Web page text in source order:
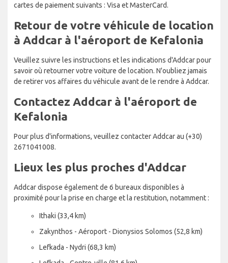
cartes de paiement suivants : Visa et MasterCard.
Retour de votre véhicule de location
à Addcar à l'aéroport de Kefalonia
Veuillez suivre les instructions et les indications d'Addcar pour
savoir où retourner votre voiture de location. N'oubliez jamais
de retirer vos affaires du véhicule avant de le rendre à Addcar.
Contactez Addcar à l'aéroport de
Kefalonia
Pour plus d'informations, veuillez contacter Addcar au (+30)
2671041008.
Lieux les plus proches d'Addcar
Addcar dispose également de 6 bureaux disponibles à
proximité pour la prise en charge et la restitution, notamment :
Ithaki (33,4 km)
Zakynthos - Aéroport - Dionysios Solomos (52,8 km)
Lefkada - Nydri (68,3 km)